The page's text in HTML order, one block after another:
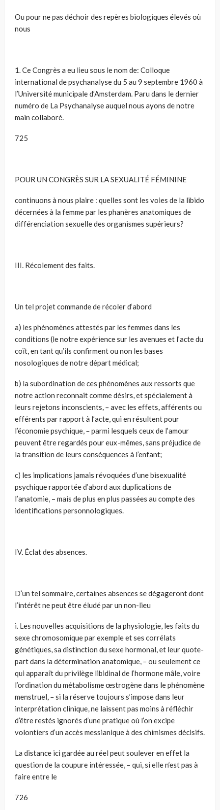
Ou pour ne pas déchoir des repères biologiques élevés où
nous
1. Ce Congrès a eu lieu sous le nom de: Colloque
international de psychanalyse du 5 au 9 septembre 1960 à
l’Université municipale d’Amsterdam. Paru dans le dernier
numéro de La Psychanalyse auquel nous ayons de notre
main collaboré.
725
POUR UN CONGRÈS SUR LA SEXUALITÉ FÉMININE
continuons à nous plaire : quelles sont les voies de la libido
décernées à la femme par les phanères anatomiques de
différenciation sexuelle des organismes supérieurs?
III. Récolement des faits.
Un tel projet commande de récoler d’abord
a) les phénomènes attestés par les femmes dans les
conditions (le notre expérience sur les avenues et l’acte du
coït, en tant qu’ils confirment ou non les bases
nosologiques de notre départ médical;
b) la subordination de ces phénomènes aux ressorts que
notre action reconnaît comme désirs, et spécialement à
leurs rejetons inconscients, – avec les effets, afférents ou
efférents par rapport à l’acte, qui en résultent pour
l’économie psychique, – parmi lesquels ceux de l’amour
peuvent être regardés pour eux-mêmes, sans préjudice de
la transition de leurs conséquences à l’enfant;
c) les implications jamais révoquées d’une bisexualité
psychique rapportée d’abord aux duplications de
l’anatomie, – mais de plus en plus passées au compte des
identifications personnologiques.
IV. Éclat des absences.
D’un tel sommaire, certaines absences se dégageront dont
l’intérêt ne peut être éludé par un non-lieu
i. Les nouvelles acquisitions de la physiologie, les faits du
sexe chromosomique par exemple et ses corrélats
génétiques, sa distinction du sexe hormonal, et leur quote-
part dans la détermination anatomique, – ou seulement ce
qui apparaît du privilège libidinal de l’hormone mâle, voire
l’ordination du métabolisme œstrogène dans le phénomène
menstruel, – si la réserve toujours s’impose dans leur
interprétation clinique, ne laissent pas moins à réfléchir
d’être restés ignorés d’une pratique où l’on excipe
volontiers d’un accès messianique à des chimismes décisifs.
La distance ici gardée au réel peut soulever en effet la
question de la coupure intéressée, – qui, si elle n’est pas à
faire entre le
726